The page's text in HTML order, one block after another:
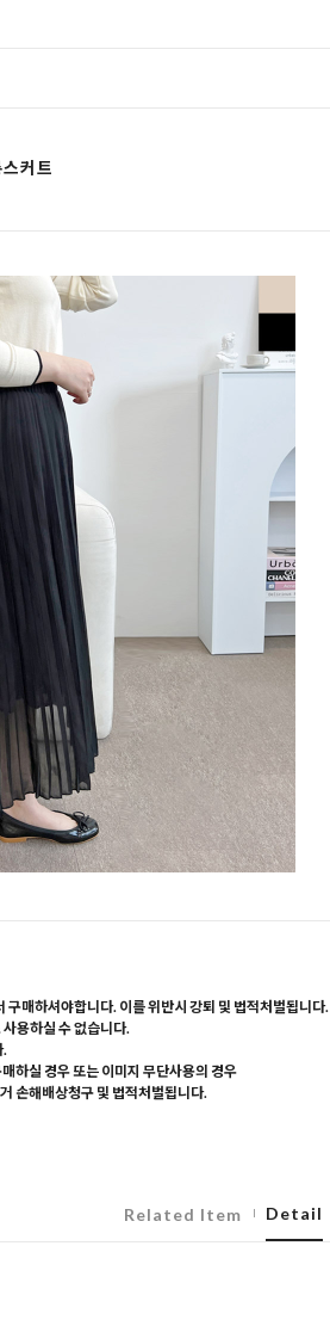
커트
매하셔야합니다. 이를 위반시 강퇴 및 법적처벌됩니다.
용하실 수 없습니다.
.
하실 경우 또는 이미지 무단사용의 경우
손해배상청구 및 법적처벌됩니다.
Related Item Detail